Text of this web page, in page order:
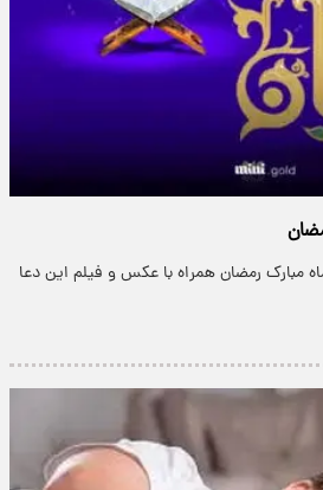
مبارک رمضان همراه با عکس و فیلم این دعا